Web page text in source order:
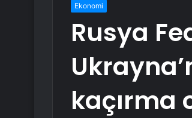
Ekonomi
Rusya
kaçırma